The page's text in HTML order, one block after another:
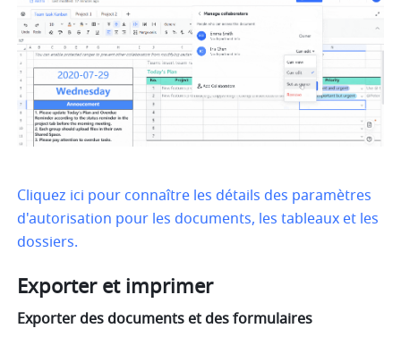
Cliquez ici pour connaître les détails des paramètres
d'autorisation pour les documents, les tableaux et les
dossiers.
Exporter et imprimer
Exporter des documents et des formulaires